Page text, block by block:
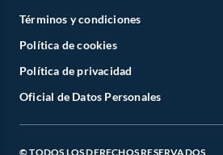
Términos y condiciones
Política de cookies
Política de privacidad
Oficial de Datos Personales
© TODOS LOS DERECHOS RESERVADOS